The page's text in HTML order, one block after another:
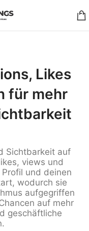
Likes
für mehr
Sichtbarkeit auf
views und
und deinen
wodurch sie
aufgegriffen
auf mehr
geschäftliche